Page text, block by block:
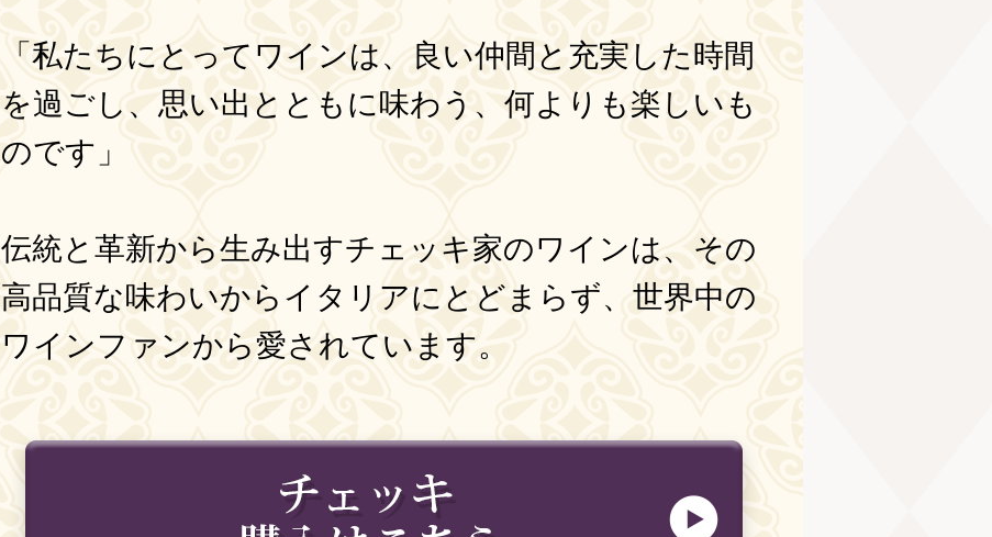
「私たちにとってワインは、良い仲間と充実した時間
を過ごし、思い出とともに味わう、何よりも楽しいも
のです」
伝統と革新から生み出すチェッキ家のワインは、その
高品質な味わいからイタリアにとどまらず、世界中の
ワインファンから愛されています。